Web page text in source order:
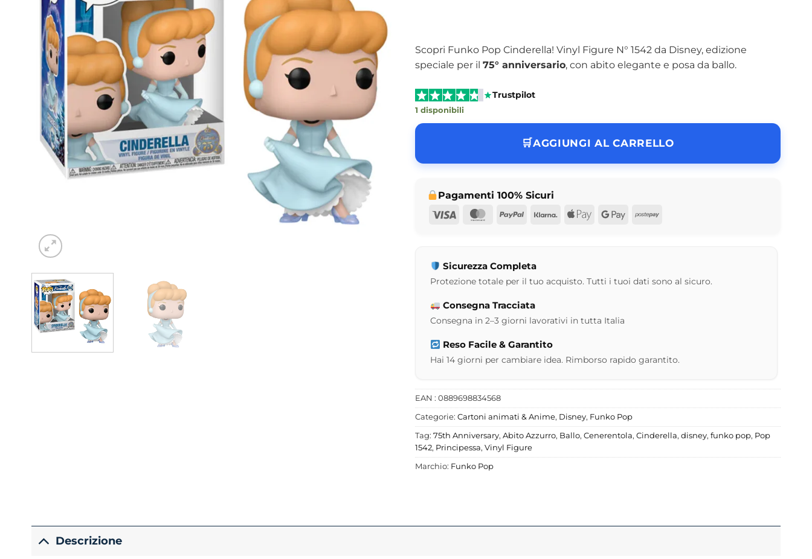
Scopri Funko Pop Cinderella! Vinyl Figure N° 1542 da Disney, edizione
speciale per il 75° anniversario, con abito elegante e posa da ballo.
Trustpilot
1 disponibili
AGGIUNGI AL CARRELLO
Pagamenti 100% Sicuri
Visa
MasterCard
PayPalKlarna Apple GooglePostepay
Sicurezza Completa
Protezione totale per il tuo acquisto. Tutti i tuoi dati sono al sicuro.
Consegna Tracciata
Consegna in 2–3 giorni lavorativi in tutta Italia
Reso Facile & Garantito
Hai 14 giorni per cambiare idea. Rimborso rapido garantito.
EAN : 0889698834568
Categorie: Cartoni animati & Anime, Disney, Funko Pop
Tag: 75th Anniversary, Abito Azzurro, Ballo, Cenerentola, Cinderella, disney, funko pop, Pop
1542, Principessa, Vinyl Figure
Marchio: Funko Pop
Descrizione